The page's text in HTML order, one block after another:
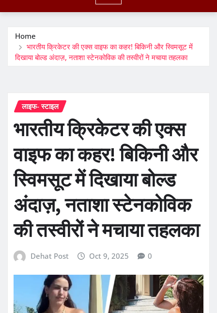
Home
भारतीय क्रिकेटर की एक्स वाइफ का कहर! बिकिनी और स्विमसूट में
दिखाया बोल्ड अंदाज़, नताशा स्टेनकोविक की तस्वीरों ने मचाया तहलका
लाइफ- स्टाइल
भारतीय क्रिकेटर की एक्स
वाइफ का कहर! बिकिनी और
स्विमसूट में दिखाया बोल्ड
अंदाज़, नताशा स्टेनकोविक
की तस्वीरों ने मचाया तहलका
Dehat Post Oct 9, 2025 0